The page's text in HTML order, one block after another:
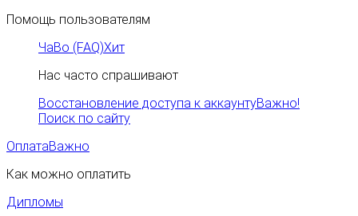
Помощь пользователям
ЧаВо (FAQ)Хит
Нас часто спрашивают
Восстановление доступа к аккаунтуВажно!
Поиск по сайту
ОплатаВажно
Как можно оплатить
Дипломы